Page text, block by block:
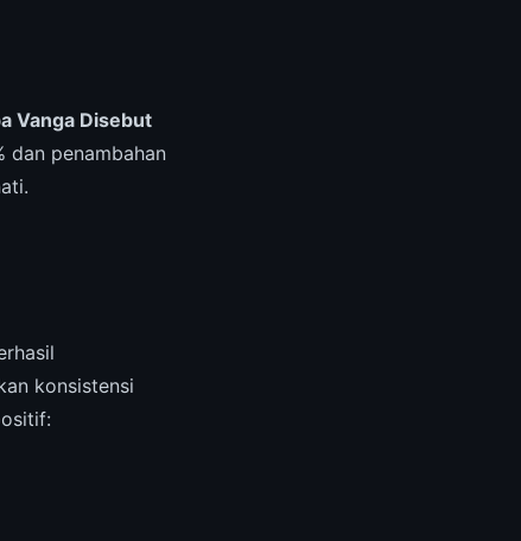
Vanga Disebut
dan penambahan
konsistensi